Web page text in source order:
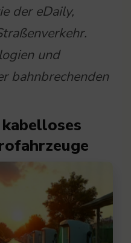
der eDaily,
und
bahnbrechenden